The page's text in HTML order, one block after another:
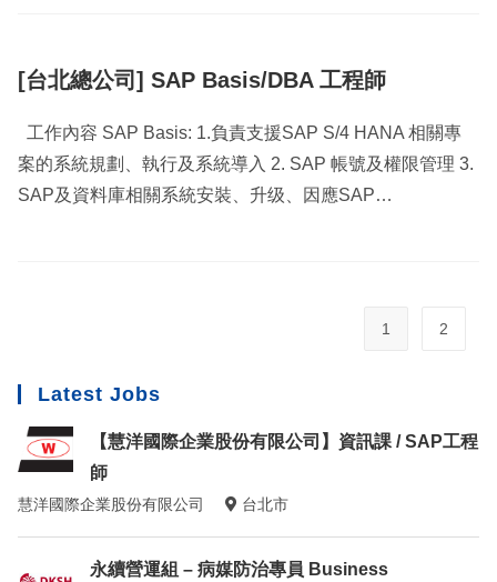
[台北總公司] SAP Basis/DBA 工程師
工作內容 SAP Basis: 1.負責支援SAP S/4 HANA 相關專
案的系統規劃、執行及系統導入 2. SAP 帳號及權限管理 3.
SAP及資料庫相關系統安裝、升级、因應SAP…
1 2
Latest Jobs
【慧洋國際企業股份有限公司】資訊課 / SAP工程
師
慧洋國際企業股份有限公司 台北市
永續營運組 – 病媒防治專員 Business